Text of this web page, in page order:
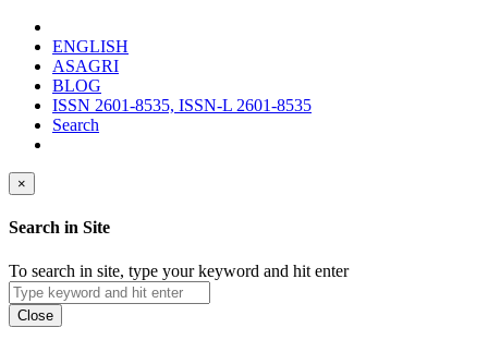
ENGLISH
ASAGRI
BLOG
ISSN 2601-8535, ISSN-L 2601-8535
Search
×
Search in Site
To search in site, type your keyword and hit enter
Close